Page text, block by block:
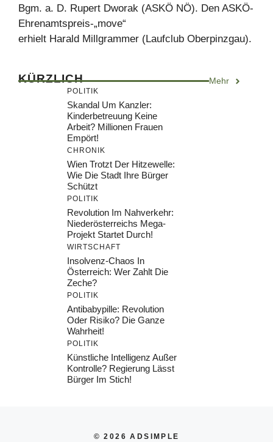
Bgm. a. D. Rupert Dworak (ASKÖ NÖ). Den ASKÖ-
Ehrenamtspreis-„move“
erhielt Harald Millgrammer (Laufclub Oberpinzgau).
KÜRZLICH Mehr
POLITIK
Skandal Um Kanzler:
Kinderbetreuung Keine
Arbeit? Millionen Frauen
Empört!
CHRONIK
Wien Trotzt Der Hitzewelle:
Wie Die Stadt Ihre Bürger
Schützt
POLITIK
Revolution Im Nahverkehr:
Niederösterreichs Mega-
Projekt Startet Durch!
WIRTSCHAFT
Insolvenz-Chaos In
Österreich: Wer Zahlt Die
Zeche?
POLITIK
Antibabypille: Revolution
Oder Risiko? Die Ganze
Wahrheit!
POLITIK
Künstliche Intelligenz Außer
Kontrolle? Regierung Lässt
Bürger Im Stich!
© 2026 ADSIMPLE